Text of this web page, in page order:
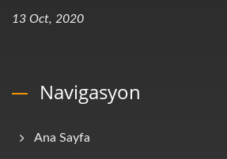
13 Oct, 2020
Navigasyon
Ana Sayfa